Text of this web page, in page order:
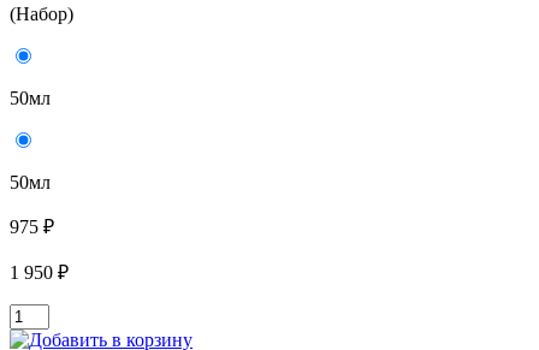
(Набор)
50мл
50мл
975 ₽
1 950 ₽